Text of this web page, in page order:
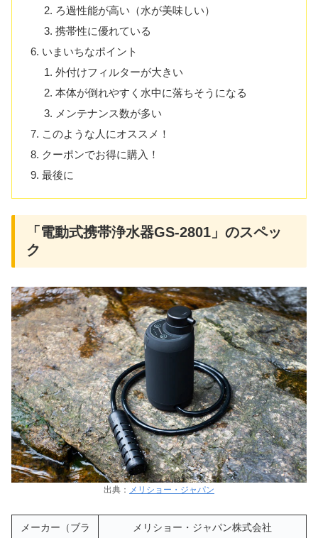
ろ過性能が高い（水が美味しい）
携帯性に優れている
いまいちなポイント
外付けフィルターが大きい
本体が倒れやすく水中に落ちそうになる
メンテナンス数が多い
このような人にオススメ！
クーポンでお得に購入！
最後に
「電動式携帯浄水器GS-2801」のスペッ
ク
出典： メリショー・ジャパン
メーカー（ブラ
メリショー・ジャパン株式会社